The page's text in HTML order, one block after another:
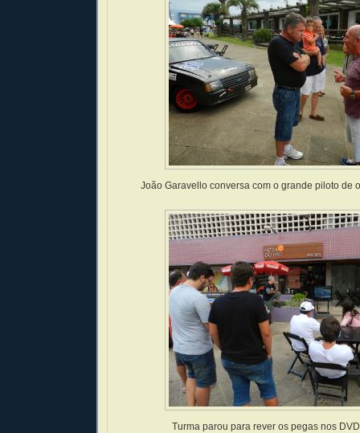
João Garavello conversa com o grande piloto de
Turma parou para rever os pegas nos